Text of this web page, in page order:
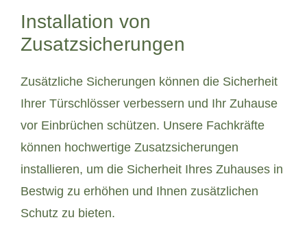
Installation von
Zusatzsicherungen
Zusätzliche Sicherungen können die Sicherheit
Ihrer Türschlösser verbessern und Ihr Zuhause
vor Einbrüchen schützen. Unsere Fachkräfte
können hochwertige Zusatzsicherungen
installieren, um die Sicherheit Ihres Zuhauses in
Bestwig zu erhöhen und Ihnen zusätzlichen
Schutz zu bieten.